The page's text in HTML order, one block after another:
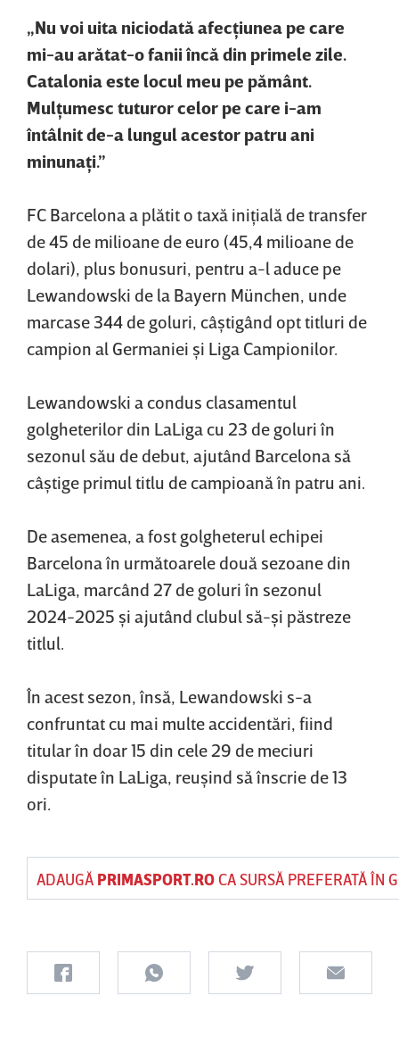
„Nu voi uita niciodată afecţiunea pe care
mi-au arătat-o fanii încă din primele zile.
Catalonia este locul meu pe pământ.
Mulţumesc tuturor celor pe care i-am
întâlnit de-a lungul acestor patru ani
minunaţi.”
FC Barcelona a plătit o taxă iniţială de transfer
de 45 de milioane de euro (45,4 milioane de
dolari), plus bonusuri, pentru a-l aduce pe
Lewandowski de la Bayern München, unde
marcase 344 de goluri, câştigând opt titluri de
campion al Germaniei şi Liga Campionilor.
Lewandowski a condus clasamentul
golgheterilor din LaLiga cu 23 de goluri în
sezonul său de debut, ajutând Barcelona să
câştige primul titlu de campioană în patru ani.
De asemenea, a fost golgheterul echipei
Barcelona în următoarele două sezoane din
LaLiga, marcând 27 de goluri în sezonul
2024-2025 şi ajutând clubul să-şi păstreze
titlul.
În acest sezon, însă, Lewandowski s-a
confruntat cu mai multe accidentări, fiind
titular în doar 15 din cele 29 de meciuri
disputate în LaLiga, reuşind să înscrie de 13
ori.
ADAUGĂ PRIMASPORT.ROCA SURSĂ PREFERATĂ ÎN